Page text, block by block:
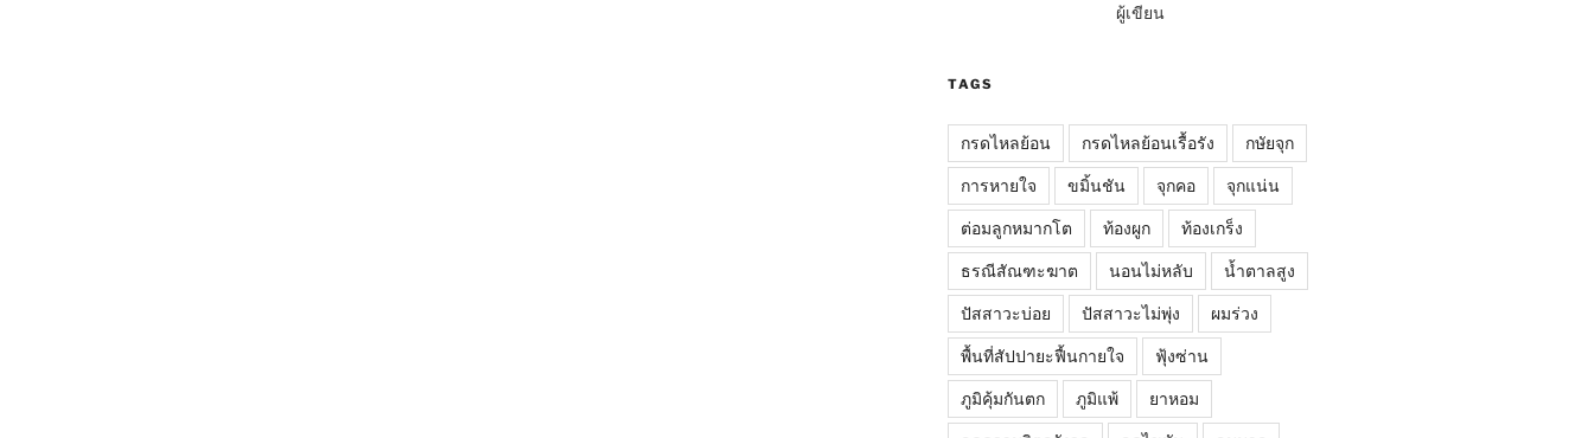
ผู้เขียน
TAGS
กรดไหลย้อน กรดไหลย้อนเรื้อรัง กษัยจุก
การหายใจ ขมิ้นชัน จุกคอ จุกแน่น
ต่อมลูกหมากโต ท้องผูก ท้องเกร็ง
ธรณีสัณฑะฆาต นอนไม่หลับ น้ำตาลสูง
ปัสสาวะบ่อย ปัสสาวะไม่พุ่ง ผมร่วง
พื้นที่สัปปายะฟื้นกายใจ ฟุ้งซ่าน
ภูมิคุ้มกันตก ภูมิแพ้ ยาหอม